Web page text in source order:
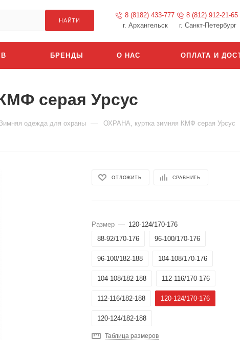
НАЙТИ
8 (8182) 433-777
г. Архангельск
8 (812) 912-21-65
г. Санкт-Петербург
БРЕНДЫ О НАС ОПЛАТА И
серая Урсус
Зимняя одежда для охраны — ОХРАНА, куртка зимняя КМФ серая Урсус
ОТЛОЖИТЬ СРАВНИТЬ
Размер — 120-124/170-176
88-92/170-176
96-100/170-176
96-100/182-188 104-108/170-176
104-108/182-188 112-116/170-176
112-116/182-188 120-124/170-176
120-124/182-188
Таблица размеров